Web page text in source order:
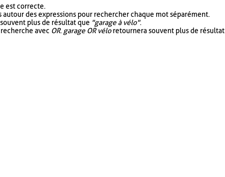
est correcte.
des expressions pour rechercher chaque mot séparément.
plus de résultat que "garage à vélo".
avec OR. garage OR véloretournera souvent plus de résultat